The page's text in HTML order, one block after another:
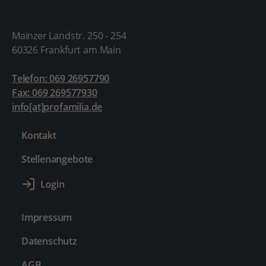
Mainzer Landstr. 250 - 254
60326 Frankfurt am Main
Telefon: 069 26957790
Fax: 069 269577930
info[at]profamilia.de
Kontakt
Stellenangebote
Impressum
Datenschutz